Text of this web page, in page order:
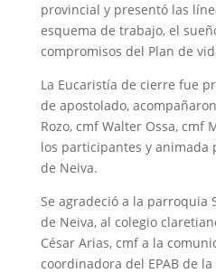
provincial y presentó las
esquema de trabajo, el
compromisos del Plan de
La Eucaristía de cierre fue
de apostolado,
Rozo, cmf Walter Ossa, cmf
los participantes y animada
de Neiva.
Se agradeció a la parroquia
de Neiva, al colegio
César Arias, cmf a la
coordinadora del EPAB de